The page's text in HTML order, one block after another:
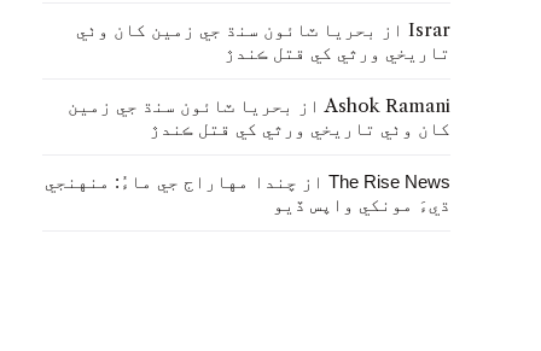
Israr از
بحريا ٽائون سنڌ جي زمين کان وٺي
تاريخي ورثي کي قتل ڪندڙ
Ashok Ramaniاز
بحريا ٽائون سنڌ جي زمين
کان وٺي تاريخي ورثي کي قتل ڪندڙ
The Rise News از چندا مهاراج جي ماءُ: منهنجي
ڌيءَ مونکي واپس ڏيو